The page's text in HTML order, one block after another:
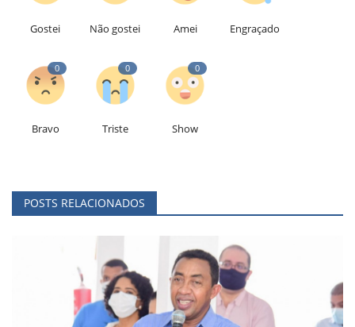
Gostei Não gostei Amei Engraçado
0
Bravo
0
Triste
0
Show
POSTS RELACIONADOS